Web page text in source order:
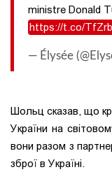
ministre Donald
https://t.co/
— Élysée
Шольц сказав, що
України на
вони разом з
зброї в Україні.